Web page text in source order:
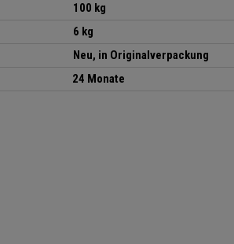
100 kg
6 kg
Neu, in Originalverpackung
24 Monate